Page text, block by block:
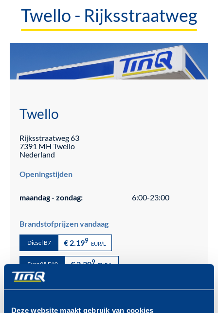
Deze website maakt gebruik van cookies
Twello - Rijksstraatweg
Twello
Rijksstraatweg63
7391 MH Twello
Nederland
Openingstijden
maandag - zondag: 6:00-23:00
Brandstofprijzen vandaag
Diesel B7 € 2.199 EUR/L
Euro95 E10 € 2.209 EUR/L